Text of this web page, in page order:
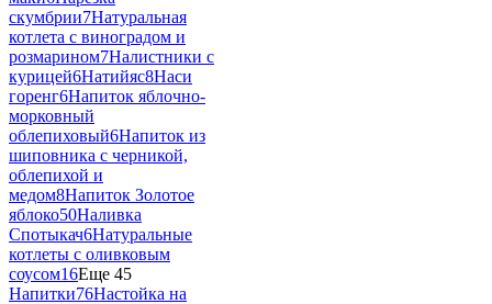
скумбрии7Натуральная
котлета с виноградом и
розмарином7Налистники с
курицей6Натийяс8Наси
горенг6Напиток яблочно-
морковный
облепиховый6Напиток из
шиповника с черникой,
облепихой и
медом8Напиток Золотое
яблоко50Наливка
Спотыкач6Натуральные
котлеты с оливковым
соусом16Еще 45
Напитки76Настойка на